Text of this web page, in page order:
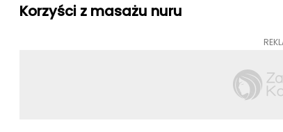
Korzyści z masażu nuru